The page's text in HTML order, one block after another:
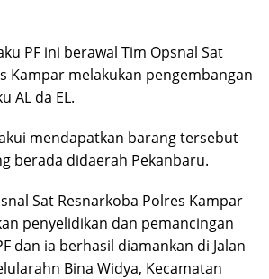
PF ini berawal Tim Opsnal Sat
Kampar melakukan pengembangan
AL da EL.
mendapatkan barang tersebut
berada didaerah Pekanbaru.
Sat Resnarkoba Polres Kampar
penyelidikan dan pemancingan
dan ia berhasil diamankan di Jalan
Bina Widya, Kecamatan